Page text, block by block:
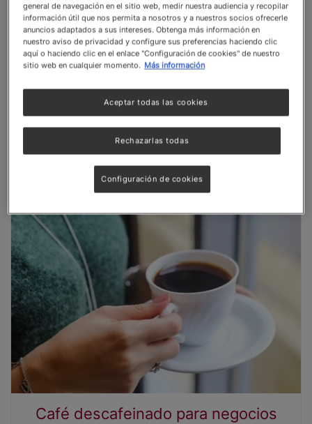
Prepara tu café favorito exactamente
como te gusta
Solo o con leche, frío o caliente, tú tienes el
control. Disfruta de tus bebidas favoritas en
cuestión de segundos y descubre por qué es el
sistema de multibebidas número 1 del mundo.
Saber más
Café descafeinado para negocios
general de navegación en el sitio web, medir nuestra audiencia y recopilar
información útil que nos permita a nosotros y a nuestros socios ofrecerle
anuncios adaptados a sus intereses. Obtenga más información en
nuestro aviso de privacidad y configure sus preferencias haciendo clic
aquí o haciendo clic en el enlace "Configuración de cookies" de nuestro
sitio web en cualquier momento. Más información
Rechazarlas todas
Aceptar todas las cookies
Configuración de cookies